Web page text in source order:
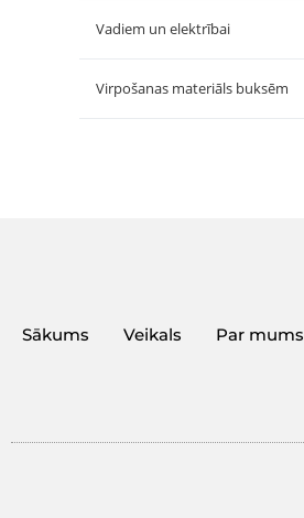
Vadiem un elektrībai
Virpošanas materiāls buksēm
Sākums Veikals Par mums